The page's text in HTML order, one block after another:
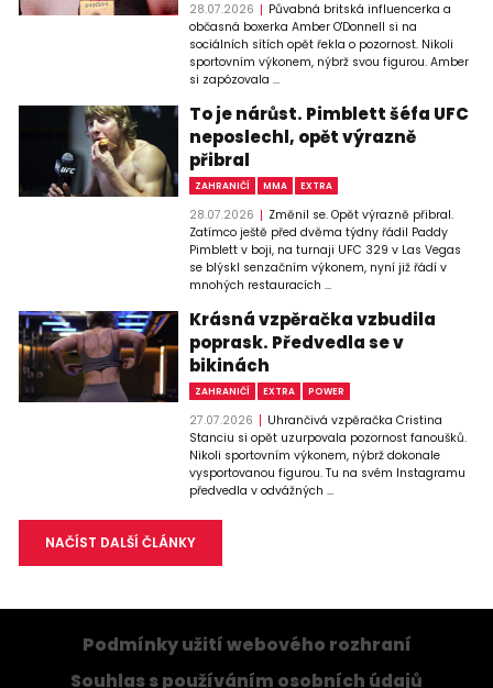
28.07.2026
Půvabná britská influencerka a
občasná boxerka Amber O'Donnell si na
sociálních sítích opět řekla o pozornost. Nikoli
sportovním výkonem, nýbrž svou figurou. Amber
si zapózovala ...
To je nárůst. Pimblett šéfa UFC
neposlechl, opět výrazně
přibral
ZAHRANIČÍ MMA EXTRA
28.07.2026
Změnil se. Opět výrazně přibral.
Zatímco ještě před dvěma týdny řádil Paddy
Pimblett v boji, na turnaji UFC 329 v Las Vegas
se blýskl senzačním výkonem, nyní již řádí v
mnohých restauracích ...
Krásná vzpěračka vzbudila
poprask. Předvedla se v
bikinách
ZAHRANIČÍ EXTRA POWER
27.07.2026
Uhrančivá vzpěračka Cristina
Stanciu si opět uzurpovala pozornost fanoušků.
Nikoli sportovním výkonem, nýbrž dokonale
vysportovanou figurou. Tu na svém Instagramu
předvedla v odvážných ...
NAČÍST DALŠÍ ČLÁNKY
Podmínky užití webového rozhraní
Souhlas s používáním osobních údajů